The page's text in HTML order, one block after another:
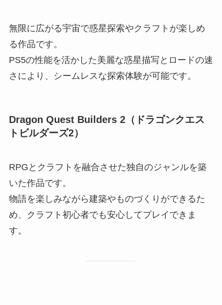
無限に広がる宇宙で惑星探索やクラフトが楽しめ
る作品です。
PS5の性能を活かした美麗な惑星描写とロードの速
さにより、シームレスな探索体験が可能です。
Dragon Quest Builders 2（ドラゴンクエス
トビルダーズ2）
RPGとクラフトを融合させた独自のジャンルを築
いた作品です。
物語を楽しみながら建築やものづくりができるた
め、クラフト初心者でも安心してプレイできま
す。